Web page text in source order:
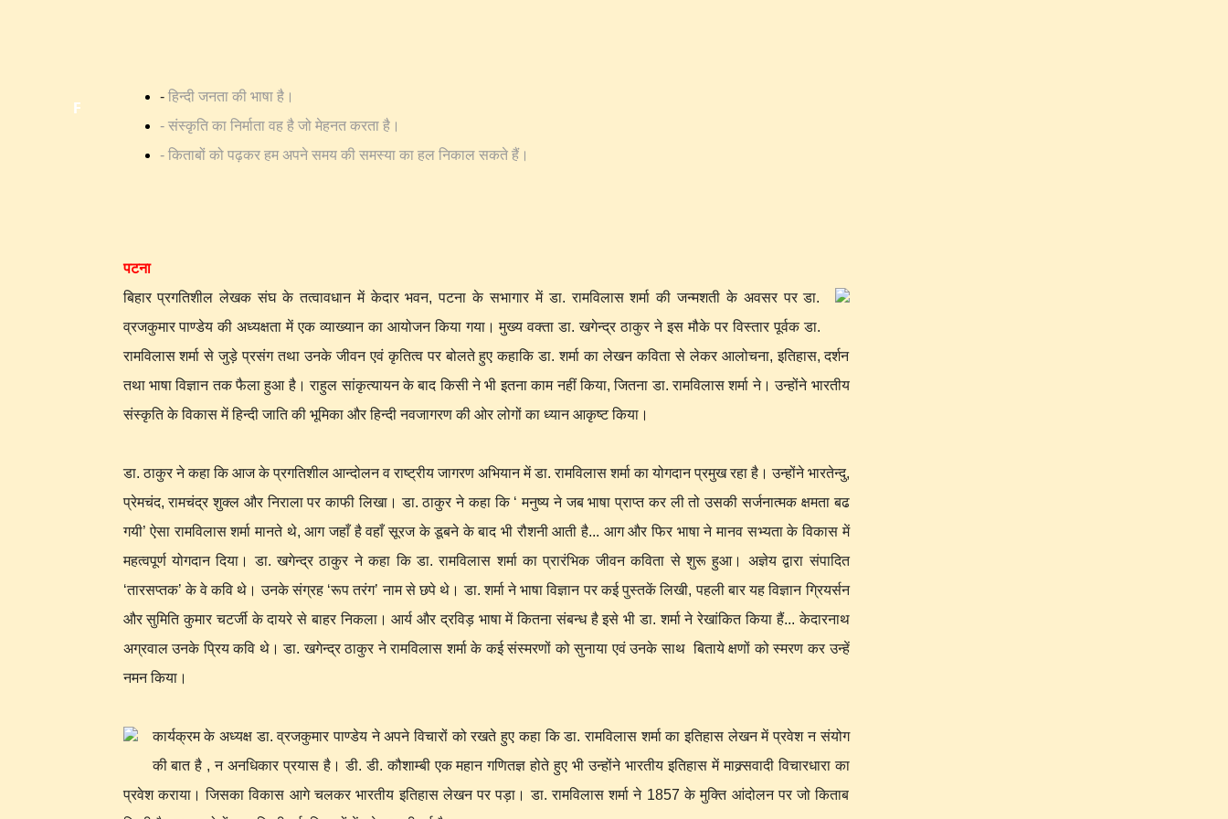
Featured
- हिन्दी जनता की भाषा है।
- संस्कृति का निर्माता वह है जो मेहनत करता है।
- किताबों को पढ़कर हम अपने समय की समस्या का हल निकाल सकते हैं।
पटना
बिहार प्रगतिशील लेखक संघ के तत्वावधान में केदार भवन, पटना के सभागार में डा. रामविलास शर्मा की जन्मशती के अवसर पर डा.
व्रजकुमार पाण्डेय की अध्यक्षता में एक व्याख्यान का आयोजन किया गया। मुख्य वक्ता डा. खगेन्द्र ठाकुर ने इस मौके पर विस्तार पूर्वक डा.
रामविलास शर्मा से जुड़े प्रसंग तथा उनके जीवन एवं कृतित्व पर बोलते हुए कहाकि डा. शर्मा का लेखन कविता से लेकर आलोचना, इतिहास, दर्शन
तथा भाषा विज्ञान तक फैला हुआ है। राहुल सांकृत्यायन के बाद किसी ने भी इतना काम नहीं किया, जितना डा. रामविलास शर्मा ने। उन्होंने भारतीय
संस्कृति के विकास में हिन्दी जाति की भूमिका और हिन्दी नवजागरण की ओर लोगों का ध्यान आकृष्ट किया।
डा. ठाकुर ने कहा कि आज के प्रगतिशील आन्दोलन व राष्ट्रीय जागरण अभियान में डा. रामविलास शर्मा का योगदान प्रमुख रहा है। उन्होंने भारतेन्दु,
प्रेमचंद, रामचंद्र शुक्ल और निराला पर काफी लिखा। डा. ठाकुर ने कहा कि ‘ मनुष्य ने जब भाषा प्राप्त कर ली तो उसकी सर्जनात्मक क्षमता बढ
गयी’ ऐसा रामविलास शर्मा मानते थे, आग जहाँ है वहाँ सूरज के डूबने के बाद भी रौशनी आती है... आग और फिर भाषा ने मानव सभ्यता के विकास में
महत्वपूर्ण योगदान दिया। डा. खगेन्द्र ठाकुर ने कहा कि डा. रामविलास शर्मा का प्रारंभिक जीवन कविता से शुरू हुआ। अज्ञेय द्वारा संपादित
‘तारसप्तक’ के वे कवि थे। उनके संग्रह ‘रूप तरंग’ नाम से छपे थे। डा. शर्मा ने भाषा विज्ञान पर कई पुस्तकें लिखी, पहली बार यह विज्ञान ग्रियर्सन
और सुमिति कुमार चटर्जी के दायरे से बाहर निकला। आर्य और द्रविड़ भाषा में कितना संबन्ध है इसे भी डा. शर्मा ने रेखांकित किया हैं... केदारनाथ
अग्रवाल उनके प्रिय कवि थे। डा. खगेन्द्र ठाकुर ने रामविलास शर्मा के कई संस्मरणों को सुनाया एवं उनके साथ बिताये क्षणों को स्मरण कर उन्हें
नमन किया।
कार्यक्रम के अध्यक्ष डा. व्रजकुमार पाण्डेय ने अपने विचारों को रखते हुए कहा कि डा. रामविलास शर्मा का इतिहास लेखन में प्रवेश न संयोग
की बात है , न अनधिकार प्रयास है। डी. डी. कौशाम्बी एक महान गणितज्ञ होते हुए भी उन्होंने भारतीय इतिहास में माक्र्सवादी विचारधारा का
प्रवेश कराया। जिसका विकास आगे चलकर भारतीय इतिहास लेखन पर पड़ा। डा. रामविलास शर्मा ने 1857 के मुक्ति आंदोलन पर जो किताब